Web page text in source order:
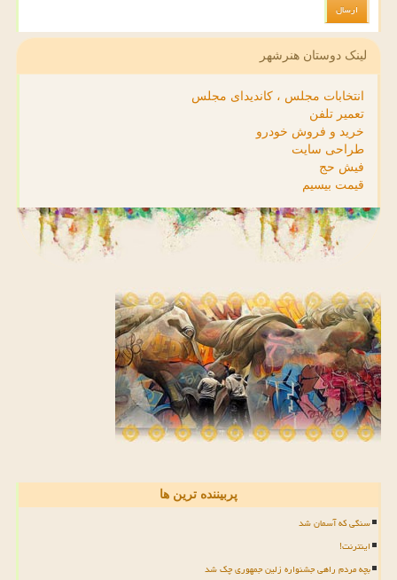
لینک دوستان هنرشهر
انتخابات مجلس ، کاندیدای مجلس
تعمیر تلفن
خرید و فروش خودرو
طراحی سایت
فیش حج
قیمت بیسیم
پربیننده ترین ها
سنگی که آسمان شد
اینترنت!
بچه مردم راهی جشنواره زلین جمهوری چک شد